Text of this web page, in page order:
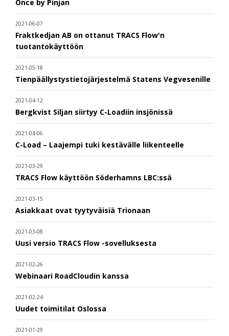
Once by Pinjan
2021-06-07
Fraktkedjan AB on ottanut TRACS Flow'n
tuotantokäyttöön
2021-05-18
Tienpäällystystietojärjestelmä Statens Vegvesenille
2021-04-12
Bergkvist Siljan siirtyy C-Loadiin insjönissä
2021-04-06
C-Load – Laajempi tuki kestävälle liikenteelle
2021-03-29
TRACS Flow käyttöön Söderhamns LBC:ssä
2021-03-15
Asiakkaat ovat tyytyväisiä Trionaan
2021-03-08
Uusi versio TRACS Flow -sovelluksesta
2021-02-26
Webinaari RoadCloudin kanssa
2021-02-24
Uudet toimitilat Oslossa
2021-01-29